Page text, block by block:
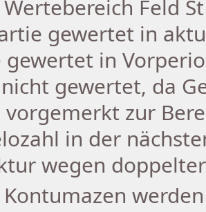
Wertebereich Feld
gewertet in
gewertet in
gewertet, da
vorgemerkt zur
in der
wegen
Kontumazen